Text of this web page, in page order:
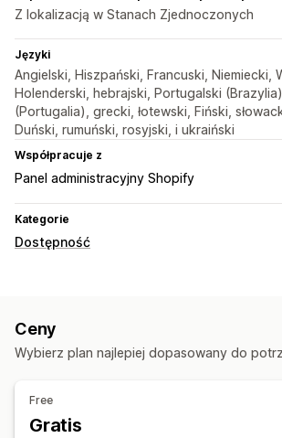
Z lokalizacją w Stanach Zjednoczonych
Języki
Angielski, Hiszpański, Francuski, Niemiecki,
Holenderski, hebrajski, Portugalski
(Portugalia), grecki, łotewski, Fiński,
Duński, rumuński, rosyjski, i ukraiński
Współpracuje z
Panel administracyjny Shopify
Kategorie
Dostępność
Narzędzia ułatwień dostępu
Ceny
Wybierz plan najlepiej dopasowany do
Free
Gratis